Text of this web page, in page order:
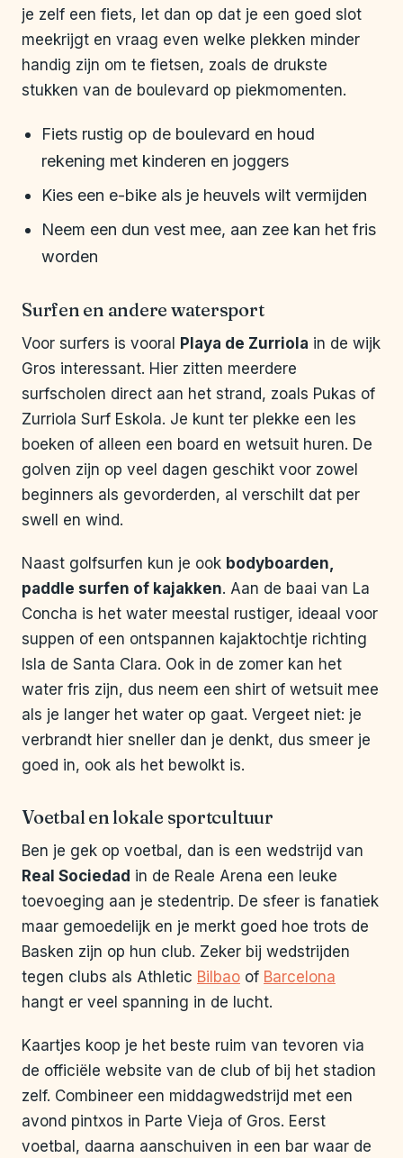
je zelf een fiets, let dan op dat je een goed slot
meekrijgt en vraag even welke plekken minder
handig zijn om te fietsen, zoals de drukste
stukken van de boulevard op piekmomenten.
Fiets rustig op de boulevard en houd
rekening met kinderen en joggers
Kies een e-bike als je heuvels wilt vermijden
Neem een dun vest mee, aan zee kan het fris
worden
Surfen en andere watersport
Voor surfers is vooral Playa de Zurriola in de wijk
Gros interessant. Hier zitten meerdere
surfscholen direct aan het strand, zoals Pukas of
Zurriola Surf Eskola. Je kunt ter plekke een les
boeken of alleen een board en wetsuit huren. De
golven zijn op veel dagen geschikt voor zowel
beginners als gevorderden, al verschilt dat per
swell en wind.
Naast golfsurfen kun je ook bodyboarden,
paddle surfen of kajakken. Aan de baai van La
Concha is het water meestal rustiger, ideaal voor
suppen of een ontspannen kajaktochtje richting
Isla de Santa Clara. Ook in de zomer kan het
water fris zijn, dus neem een shirt of wetsuit mee
als je langer het water op gaat. Vergeet niet: je
verbrandt hier sneller dan je denkt, dus smeer je
goed in, ook als het bewolkt is.
Voetbal en lokale sportcultuur
Ben je gek op voetbal, dan is een wedstrijd van
Real Sociedad in de Reale Arena een leuke
toevoeging aan je stedentrip. De sfeer is fanatiek
maar gemoedelijk en je merkt goed hoe trots de
Basken zijn op hun club. Zeker bij wedstrijden
tegen clubs als Athletic Bilbao of Barcelona
hangt er veel spanning in de lucht.
Kaartjes koop je het beste ruim van tevoren via
de officiële website van de club of bij het stadion
zelf. Combineer een middagwedstrijd met een
avond pintxos in Parte Vieja of Gros. Eerst
voetbal, daarna aanschuiven in een bar waar de